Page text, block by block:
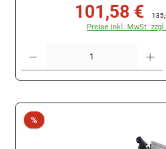
Verkaufspreis:
101,58 €
Preise inkl. MwSt.
%Rabatt